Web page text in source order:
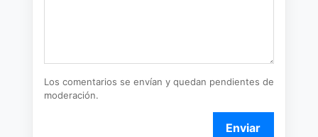
Los comentarios se envían y quedan pendientes de
moderación.
Enviar